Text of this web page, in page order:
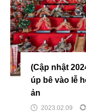
(Cập nhật
úp bê vào lễ
ản
2023.02.09